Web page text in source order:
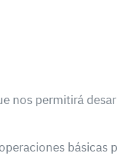
nos permitirá
básicas